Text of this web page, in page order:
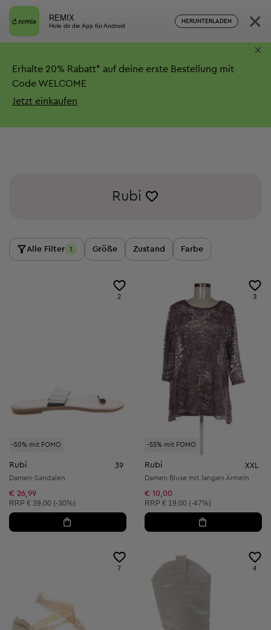
REMIX
Hole dir die App für Android
HERUNTERLADEN ×
Erhalte 20% Rabatt* auf deine erste Bestellung mit
Code WELCOME
Jetzt einkaufen
×
Rubi
Alle Filter 1 Größe Zustand Farbe
-50% mit FOMO
2
Rubi 39
Damen-Sandalen
€ 26,99
Unverbindliche Preisempfehlung:
RRP € 39,00 (-30%)
-55% mit FOMO
3
Rubi XXL
Damen Bluse mit langen Ärmeln
€ 10,00
Unverbindliche Preisempfehlung:
RRP € 19,00 (-47%)
7 4